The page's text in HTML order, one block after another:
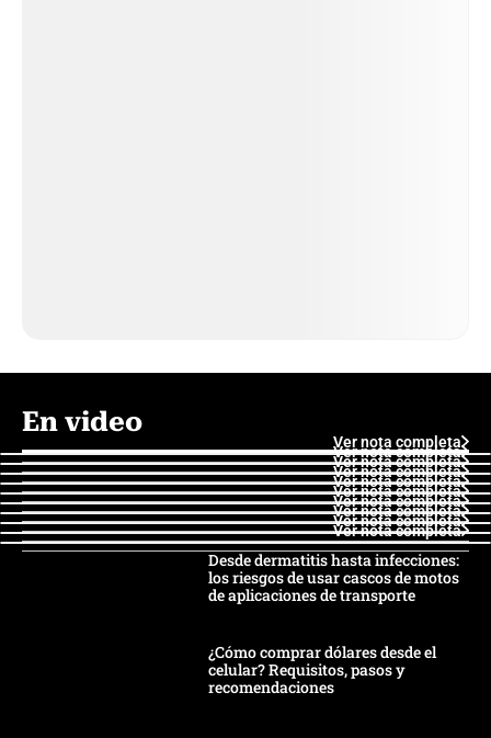
En video
Ver nota completa
Ver nota completa
Ver nota completa
Ver nota completa
Ver nota completa
Ver nota completa
Ver nota completa
Ver nota completa
Ver nota completa
Ver nota completa
Desde dermatitis hasta infecciones:
los riesgos de usar cascos de motos
de aplicaciones de transporte
¿Cómo comprar dólares desde el
celular? Requisitos, pasos y
recomendaciones